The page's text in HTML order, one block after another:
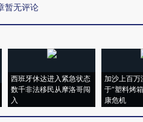
暂无评论
西班牙休达进入紧急状态
数千非法移民从摩洛哥闯
入
加沙上百万
于“塑料烤
康危机